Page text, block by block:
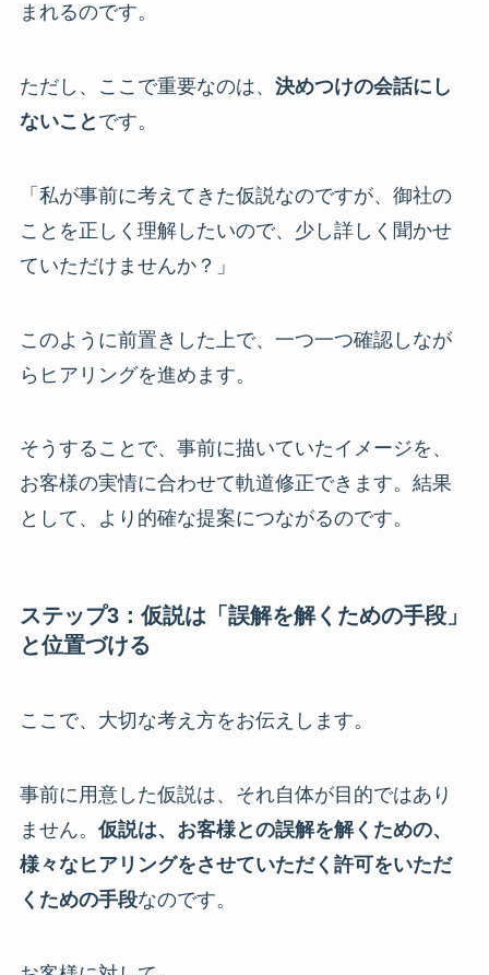
まれるのです。
ただし、ここで重要なのは、 決めつけの会話にし
ないこと です。
「私が事前に考えてきた仮説なのですが、御社の
ことを正しく理解したいので、少し詳しく聞かせ
ていただけませんか？」
このように前置きした上で、一つ一つ確認しなが
らヒアリングを進めます。
そうすることで、事前に描いていたイメージを、
お客様の実情に合わせて軌道修正できます。結果
として、より的確な提案につながるのです。
ステップ3：仮説は「誤解を解くための手段」
と位置づける
ここで、大切な考え方をお伝えします。
事前に用意した仮説は、それ自体が目的ではあり
ません。 仮説は、お客様との誤解を解くための、
様々なヒアリングをさせていただく許可をいただ
くための手段なのです。